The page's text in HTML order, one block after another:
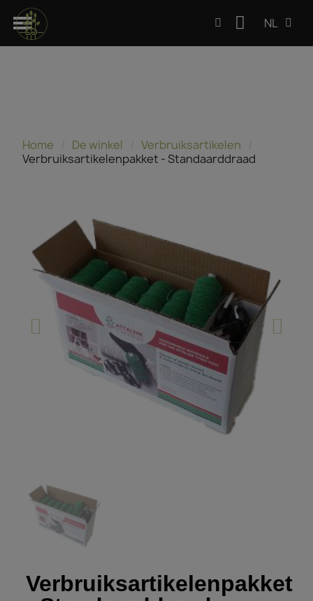
NL
Home De winkel
Verbruiksartikelen
Verbruiksartikelenpakket - Standaarddraad
Verbruiksartikelenpakket